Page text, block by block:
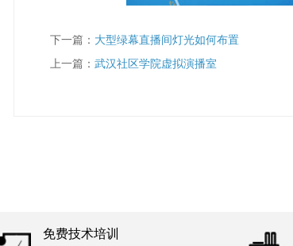
下一篇： 大型绿幕直播间灯光如何布置
上一篇： 武汉社区学院虚拟演播室
免费技术培训